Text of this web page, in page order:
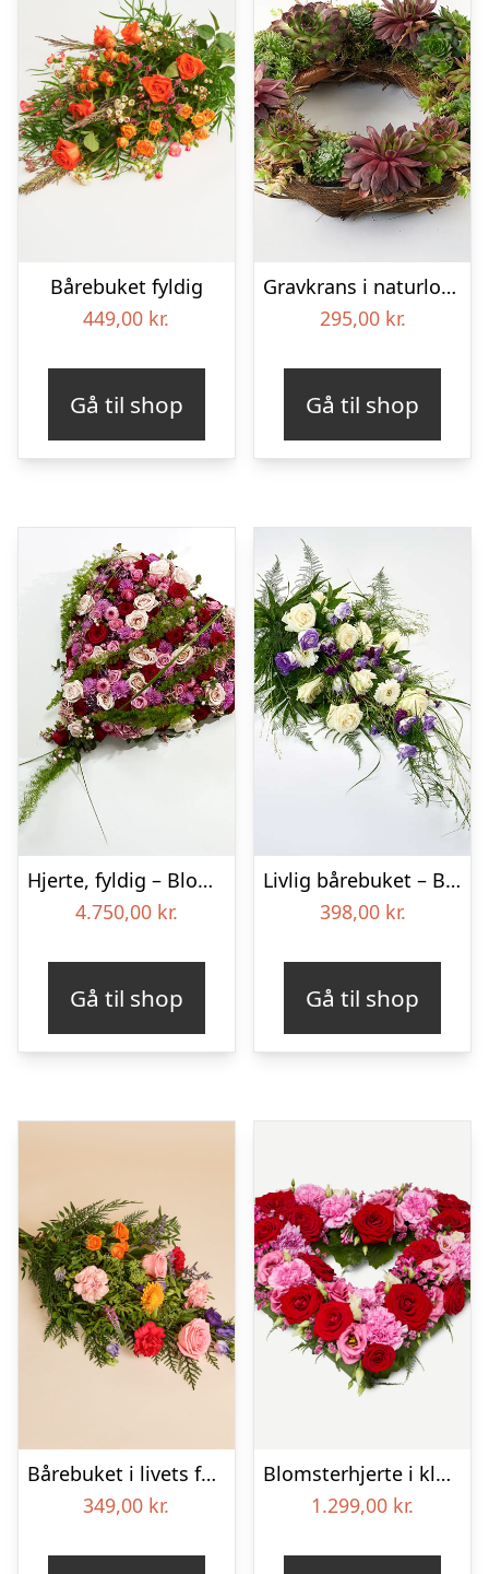
Bårebuket fyldig
449,00 kr.
Gå til shop
Gravkrans i naturlook – Blomster til begravelse
295,00 kr.
Gå til shop
Hjerte, fyldig – Blomster til begravelse
4.750,00 kr.
Gå til shop
Livlig bårebuket – Blomster til begravelse
398,00 kr.
Gå til shop
Bårebuket i livets farver
349,00 kr.
Blomsterhjerte i klassisk stil – pink
1.299,00 kr.